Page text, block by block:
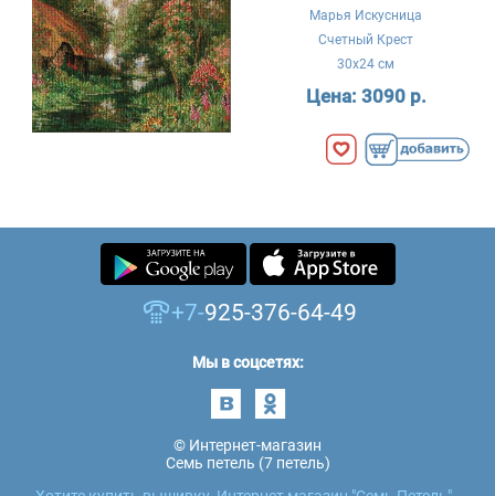
Марья Искусница
Счетный Крест
30x24 см
Цена: 3090 р.
+7-925-376-64-49
Мы в соцсетях:
© Интернет-магазин
Семь петель (7 петель)